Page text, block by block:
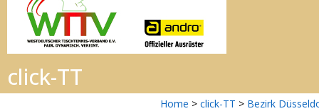
Home > click-TT > Bezirk